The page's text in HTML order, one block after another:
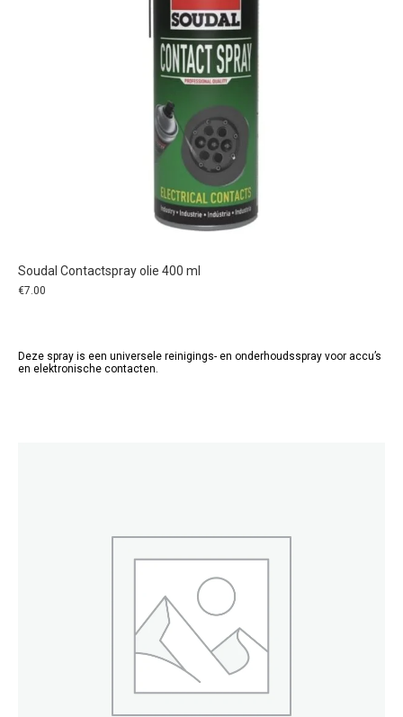
Soudal Contactspray olie 400 ml
€7.00
Deze spray is een universele reinigings- en onderhoudsspray voor accu’s
en elektronische contacten.